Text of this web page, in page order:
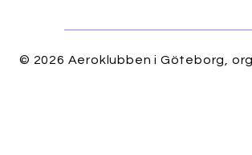
© 2026 Aeroklubben i Göteborg,